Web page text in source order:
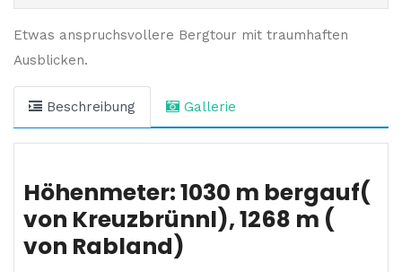
Etwas anspruchsvollere Bergtour mit traumhaften
Ausblicken.
Beschreibung Gallerie
Höhenmeter: 1030 m bergauf(
von Kreuzbrünnl), 1268 m (
von Rabland)